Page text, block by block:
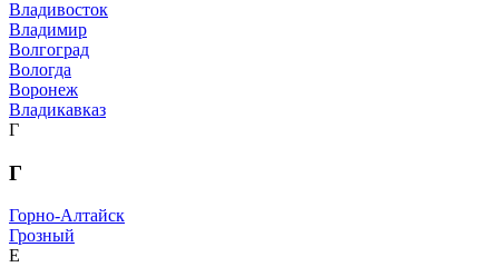
Владивосток
Владимир
Волгоград
Вологда
Воронеж
Владикавказ
Г
Г
Горно-Алтайск
Грозный
Е